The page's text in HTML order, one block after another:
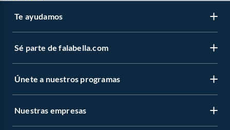
Te ayudamos
Sé parte de falabella.com
Únete a nuestros programas
Nuestras empresas